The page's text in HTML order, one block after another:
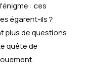
: ces
égarent-ils ?
plus de questions
quête de